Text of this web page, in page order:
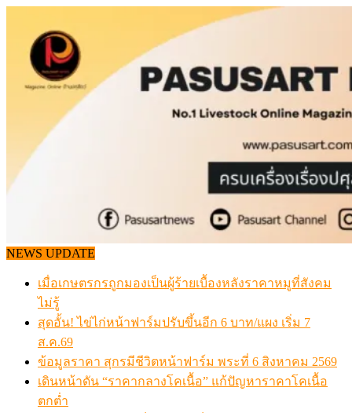
content
NEWS UPDATE
เมื่อเกษตรกรถูกมองเป็นผู้ร้ายเบื้องหลังราคาหมูที่สังคม
ไม่รู้
สุดอั้น! ไข่ไก่หน้าฟาร์มปรับขึ้นอีก 6 บาท/แผง เริ่ม 7
ส.ค.69
ข้อมูลราคา สุกรมีชีวิตหน้าฟาร์ม พระที่ 6 สิงหาคม 2569
เดินหน้าดัน “ราคากลางโคเนื้อ” แก้ปัญหาราคาโคเนื้อ
ตกต่ำ